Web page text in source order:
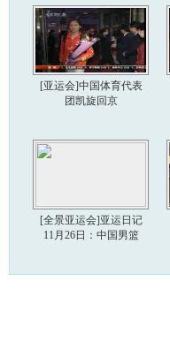
[亚运会]中国体育代表
团凯旋回京
[全景亚运会]亚运日记
11月26日：中国男篮